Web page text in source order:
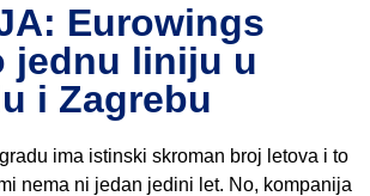
Eurowings
jednu liniju u
i Zagrebu
ima istinski skroman broj letova i to
nema ni jedan jedini let. No, kompanija